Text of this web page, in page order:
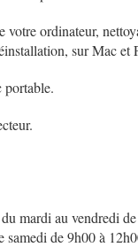
votre ordinateur,
sur Mac et
portable.
mardi au vendredi
samedi de 9h00 à